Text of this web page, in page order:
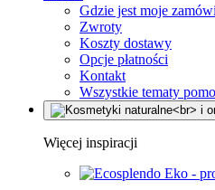
Gdzie jest moje
Zwroty
Koszty dostawy
Opcje płatności
Kontakt
Wszystkie tematy
Więcej inspiracji
Eko -